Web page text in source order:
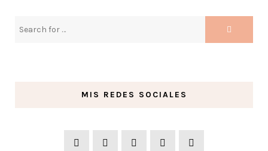
MIS REDES SOCIALES